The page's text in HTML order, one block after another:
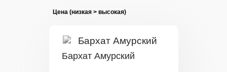
Бархат Амурский